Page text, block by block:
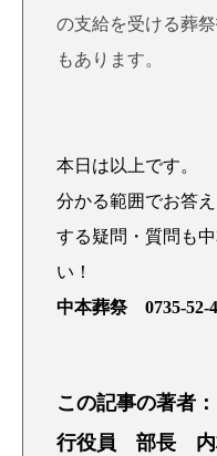
の支給を受ける葬
もあります。
本日は以上です。
分かる範囲でお答
する疑問・質問も
い！
中本葬祭 0735-52-
この記事の著者
行役員 部長